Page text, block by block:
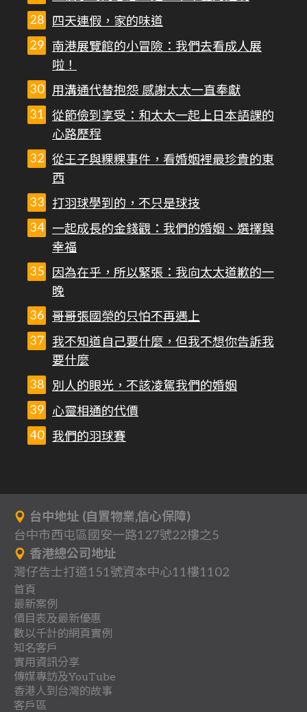
四天連假，家的味道
南港展覽館的小冒險：我們去看成人展
啦！
用溝通代替抱怨 感謝太太一直奉獻
從節儉到享受：和太太一起上日本語課的
心路歷程
從王子與粿粿事件，看婚姻裡最珍貴的東
西
打羽球學到的，不只是球技
一起成長的金錢觀：我們的婚姻、選擇與
幸福
因為在乎，所以緊張：我向太太道歉的一
晚
哥哥張國榮的只怕不再遇上
我不知道自己要什麼，但我不想你告訴我
要什麼
別人的眼光，不該凌駕我們的婚姻
心靈相通的代價
我們的羽球賽
台中地址 (自置物業,信心保障)
台中市西屯區國安一路127號22樓之5
香港總公司地址
灣仔告士打道151號資本中心11樓1102
首頁
背
景
分
享
關
於
我
們
作
品
收
費
聯
絡
最新案例
一
頁
式
網
站
多
頁
式
網
站
行
業
案
例
價目表及最新優惠
網
站
架
設
優
立
即
登
記
數以千計的網頁實例
客
戶
總
目
地
產
.
團
體
教
知名客戶
實用資訊分享
懶
人
最
傳媒專訪及YouTube
傳
香港人到台灣的故事
客戶區